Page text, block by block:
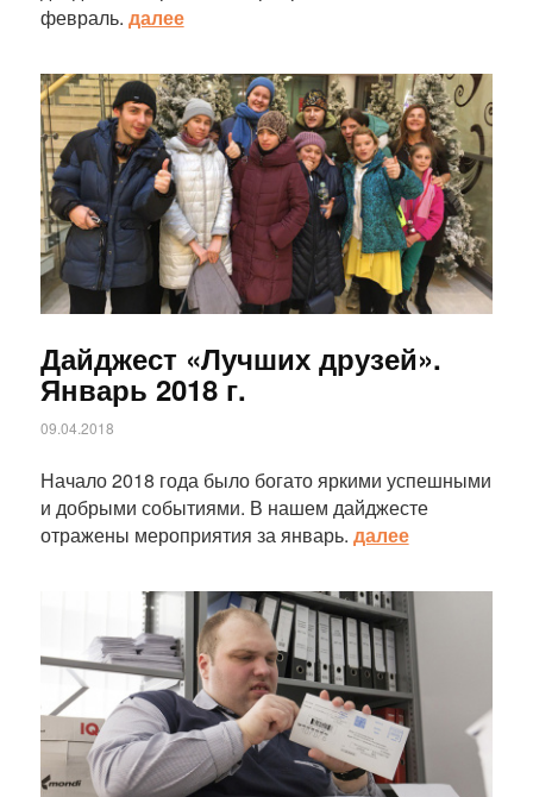
февраль. далее
Статья
Дайджест «Лучших друзей».
Январь 2018 г.
09.04.2018
Начало 2018 года было богато яркими успешными
и добрыми событиями. В нашем дайджесте
отражены мероприятия за январь. далее